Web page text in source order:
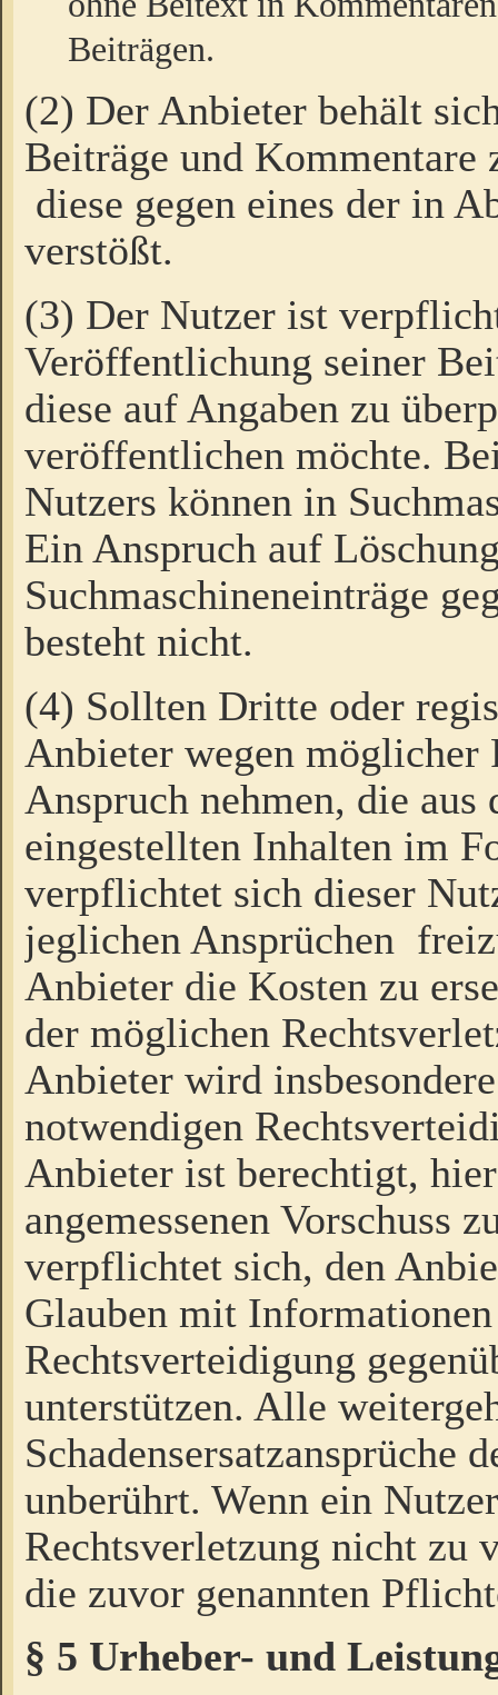
Beiträgen.
(2) Der Anbieter behält
Beiträge und Kommentare
diese gegen eines der in
verstößt.
(3) Der Nutzer ist
Veröffentlichung seiner
diese auf Angaben zu
veröffentlichen möchte.
Nutzers können in
Ein Anspruch auf
Suchmaschineneinträge
besteht nicht.
(4) Sollten Dritte oder
Anbieter wegen möglicher
Anspruch nehmen, die
eingestellten Inhalten im
verpflichtet sich dieser
jeglichen Ansprüchen
Anbieter die Kosten zu
der möglichen
Anbieter wird
notwendigen
Anbieter ist berechtigt,
angemessenen Vorschuss
verpflichtet sich, den
Glauben mit
Rechtsverteidigung
unterstützen. Alle
Schadensersatzansprüche
unberührt. Wenn ein
Rechtsverletzung nicht zu
die zuvor genannten
§ 5 Urheber- und